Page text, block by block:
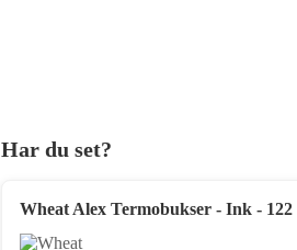
Har du set?
Wheat Alex Termobukser - Ink - 122